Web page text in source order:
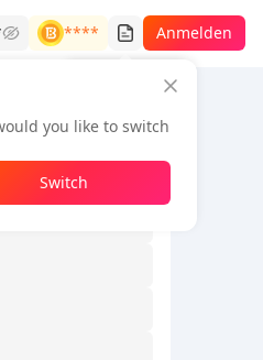
****
Anmelden
you like to switch
Switch